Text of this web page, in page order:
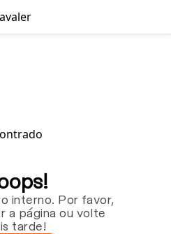
interno. Por favor,
a página ou volte
tarde!